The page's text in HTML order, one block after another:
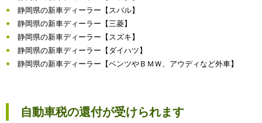
静岡県の新車ディーラー【スバル】
静岡県の新車ディーラー【三菱】
静岡県の新車ディーラー【スズキ】
静岡県の新車ディーラー【ダイハツ】
静岡県の新車ディーラー【ベンツやＢＭＷ、アウディなど外車】
自動車税の還付が受けられます